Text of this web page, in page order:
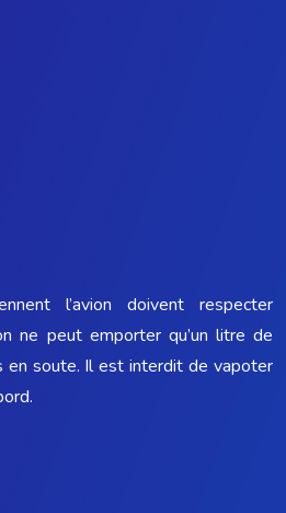
l’avion doivent respecter
ne peut emporter qu’un litre de
en soute. Il est interdit de vapoter